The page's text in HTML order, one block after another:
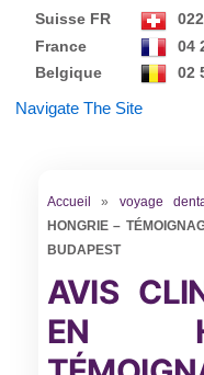
Suisse FR
France
04
Belgique
02
Danmark
Norge
Navigate The Site
Accueil » voyage
HONGRIE –
BUDAPEST
AVIS
EN